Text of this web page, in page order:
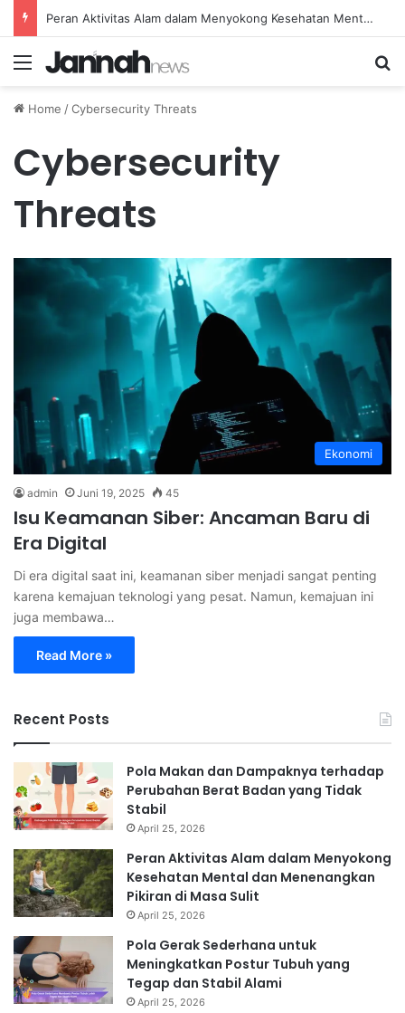
Peran Aktivitas Alam dalam Menyokong Kesehatan Mental dan Menenangkan Pikiran di Masa Sulit
Menu
Home /Cybersecurity Threats
Cybersecurity
Threats
Ekonomi
admin Juni 19, 2025 45
Isu Keamanan Siber: Ancaman Baru di
Era Digital
Di era digital saat ini, keamanan siber menjadi sangat penting
karena kemajuan teknologi yang pesat. Namun, kemajuan ini
juga membawa…
Read More »
Recent Posts
Pola Makan dan Dampaknya terhadap
Perubahan Berat Badan yang Tidak
Stabil
April 25, 2026
Peran Aktivitas Alam dalam Menyokong
Kesehatan Mental dan Menenangkan
Pikiran di Masa Sulit
April 25, 2026
Pola Gerak Sederhana untuk
Meningkatkan Postur Tubuh yang
Tegap dan Stabil Alami
April 25, 2026